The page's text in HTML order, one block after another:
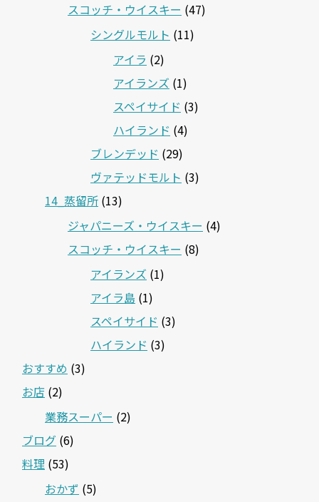
スコッチ・ウイスキー (47)
シングルモルト (11)
アイラ (2)
アイランズ (1)
スペイサイド (3)
ハイランド (4)
ブレンデッド (29)
ヴァテッドモルト (3)
14_蒸留所 (13)
ジャパニーズ・ウイスキー (4)
スコッチ・ウイスキー (8)
アイランズ (1)
アイラ島 (1)
スペイサイド (3)
ハイランド (3)
おすすめ (3)
お店 (2)
業務スーパー (2)
ブログ (6)
料理 (53)
おかず (5)